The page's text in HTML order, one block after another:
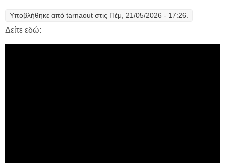
Υποβλήθηκε από tarnaout στις Πέμ, 21/05/2026 - 17:26.
Δείτε εδώ: